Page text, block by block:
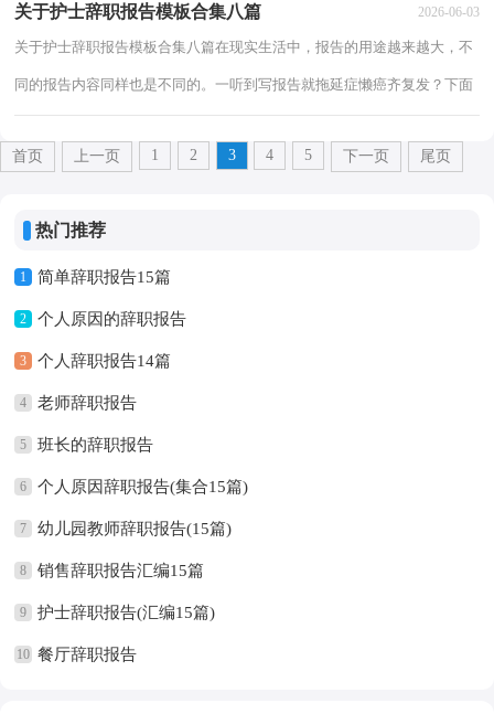
关于护士辞职报告模板合集八篇 2026-06-03
关于护士辞职报告模板合集八篇在现实生活中，报告的用途越来越大，不
同的报告内容同样也是不同的。一听到写报告就拖延症懒癌齐复发？下面
首页 上一页 1 2 3 4 5 下一页 尾页
热门推荐
1 简单辞职报告15篇
2 个人原因的辞职报告
3 个人辞职报告14篇
4 老师辞职报告
5 班长的辞职报告
6 个人原因辞职报告(集合15篇)
7 幼儿园教师辞职报告(15篇)
8 销售辞职报告汇编15篇
9 护士辞职报告(汇编15篇)
10 餐厅辞职报告